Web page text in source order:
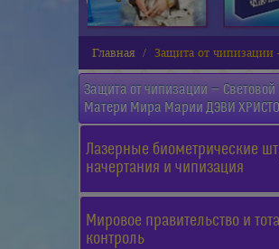
Главная Защита от
Защита от чипизации — Световой
Матери Мира Марии ДЭВИ
Лазерные биометрические
начертания и чипизация
Мировое правительство и
контроль